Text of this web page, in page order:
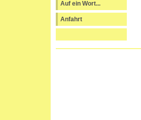
Auf ein Wort...
Anfahrt